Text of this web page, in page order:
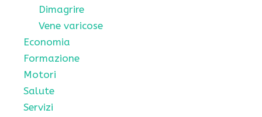
Dimagrire
Vene varicose
Economia
Formazione
Motori
Salute
Servizi